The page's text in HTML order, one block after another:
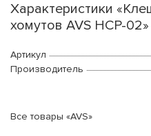
Характеристики
хомутов AVS HCP-02»
Артикул
Производитель
Все товары «AVS»